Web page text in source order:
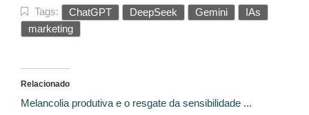
Tags: ChatGPT DeepSeek Gemini
IAs
marketing
Relacionado
Melancolia produtiva e o resgate da sensibilidade ...